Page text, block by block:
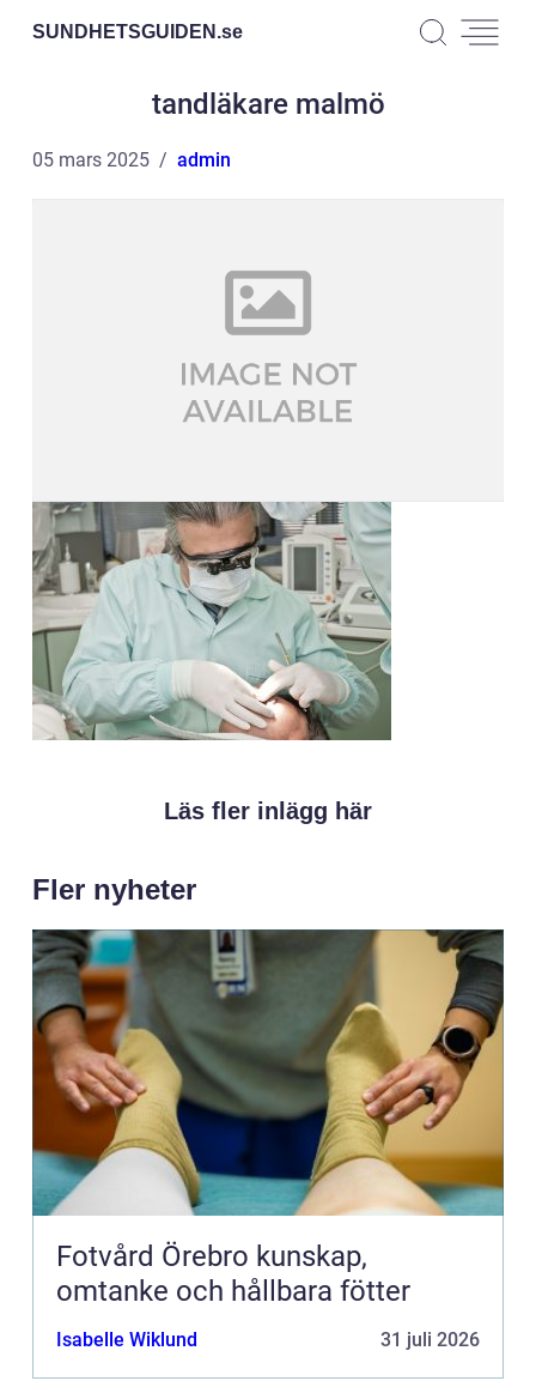
SUNDHETSGUIDEN.se
tandläkare malmö
05 mars 2025 admin
Läs fler inlägg här
Fler nyheter
Fotvård Örebro kunskap,
omtanke och hållbara fötter
Isabelle Wiklund 31 juli 2026